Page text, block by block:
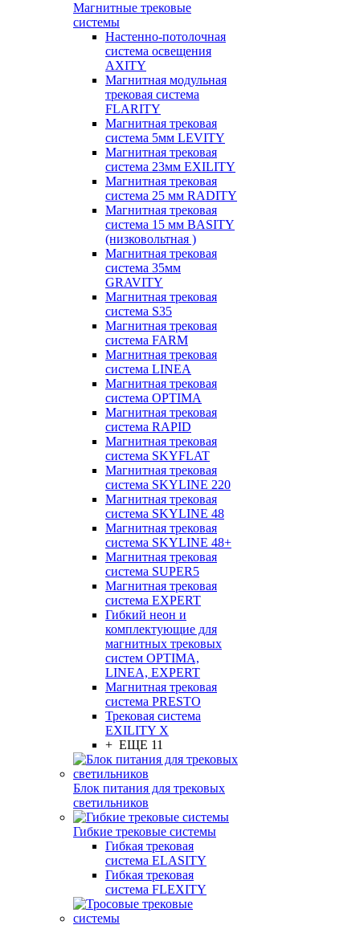
Магнитные трековые
системы
Настенно-потолочная
система освещения
AXITY
Магнитная модульная
трековая система
FLARITY
Магнитная трековая
система 5мм LEVITY
Магнитная трековая
система 23мм EXILITY
Магнитная трековая
система 25 мм RADITY
Магнитная трековая
система 15 мм BASITY
(низковольтная )
Магнитная трековая
система 35мм
GRAVITY
Магнитная трековая
система S35
Магнитная трековая
система FARM
Магнитная трековая
система LINEA
Магнитная трековая
система OPTIMA
Магнитная трековая
система RAPID
Магнитная трековая
система SKYFLAT
Магнитная трековая
система SKYLINE 220
Магнитная трековая
система SKYLINE 48
Магнитная трековая
система SKYLINE 48+
Магнитная трековая
система SUPER5
Магнитная трековая
система EXPERT
Гибкий неон и
комплектующие для
магнитных трековых
систем OPTIMA,
LINEA, EXPERT
Магнитная трековая
система PRESTO
Трековая система
EXILITY X
+ ЕЩЕ 11
Блок питания для трековых
светильников
Гибкие трековые системы
Гибкая трековая
система ELASITY
Гибкая трековая
система FLEXITY